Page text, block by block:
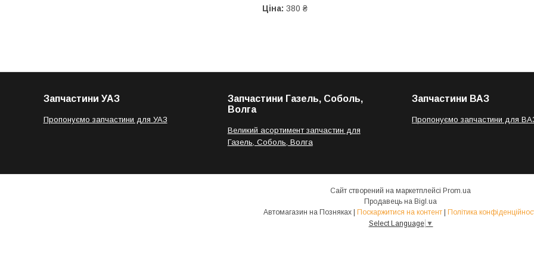
Ціна: 380 ₴
Запчастини УАЗ
Пропонуємо запчастини для УАЗ
Запчастини Газель, Соболь,
Волга
Великий асортимент запчастин для
Газель, Соболь, Волга
Запчастини ВАЗ
Пропонуємо запчастини для
Сайт створений на маркетплейсі Prom.ua
Продавець на Bigl.ua
Автомагазин на Позняках | Поскаржитися на контент | Політика
Select Language ▼